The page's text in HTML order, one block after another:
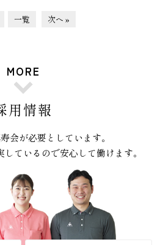
一覧 次へ »
MORE
用情報
会が必要としています。
ているので安心して働けます。